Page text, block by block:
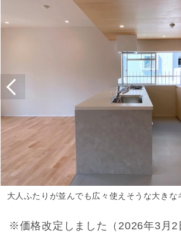
大人ふたりが並んでも広々使えそうな大きな
※価格改定しました（2026年3月2